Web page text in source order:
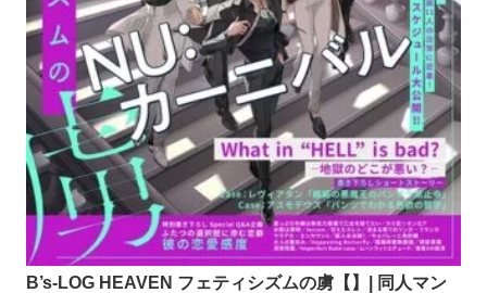
B’s-LOG HEAVEN フェティシズムの虜【】| 同人マン